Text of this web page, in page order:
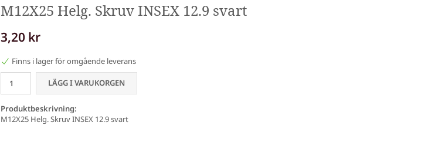
M12X25 Helg. Skruv INSEX 12.9 svart
3,20 kr
Finns i lager för omgående leverans
LÄGG I VARUKORGEN
Produktbeskrivning:
M12X25 Helg. Skruv INSEX 12.9 svart